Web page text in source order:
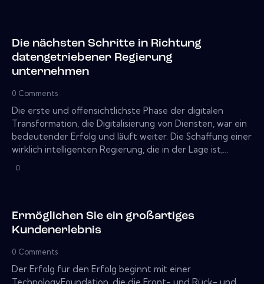
Die nächsten Schritte in Richtung
datengetriebener Regierung
unternehmen
0 Comments
Die erste und offensichtlichste Phase der digitalen
Transformation, die Digitalisierung von Diensten, war ein
bedeutender Erfolg und läuft weiter. Die Schaffung einer
wirklich intelligenten Regierung, die in der Lage ist,…
Ermöglichen Sie ein großartiges
Kundenerlebnis
0 Comments
Der Erfolg für den Erfolg beginnt mit einer